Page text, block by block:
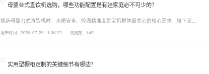
母婴台式直饮机选购，哪些功能配置是有娃家庭必不可少的？
挑选母婴台式直饮机时，水质安全、控温精准度是宝妈群体最关心的核心需求，接下来
同，机型需搭载多档精准控温功能，45℃低温冲奶、85℃泡辅食、100℃沸水冲泡茶饮一键切
发布时间：2026-07-29 11:06:22 浏览数：149
实用型橱柜定制的关键细节有哪些？